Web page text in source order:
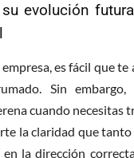
evolución
es fácil que te
Sin embargo,
cuando necesitas
la claridad que
la dirección